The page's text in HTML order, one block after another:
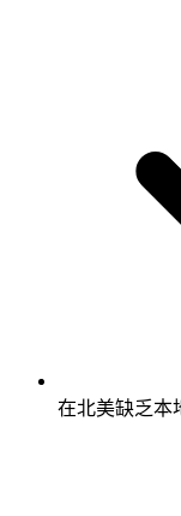
在北美缺乏本